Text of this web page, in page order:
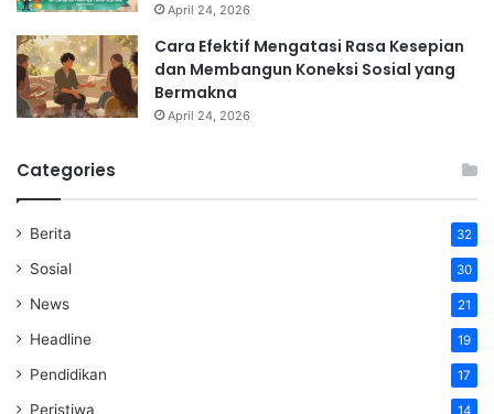
April 24, 2026
Cara Efektif Mengatasi Rasa Kesepian
dan Membangun Koneksi Sosial yang
Bermakna
April 24, 2026
Categories
Berita 32
Sosial 30
News 21
Headline 19
Pendidikan 17
Peristiwa 14